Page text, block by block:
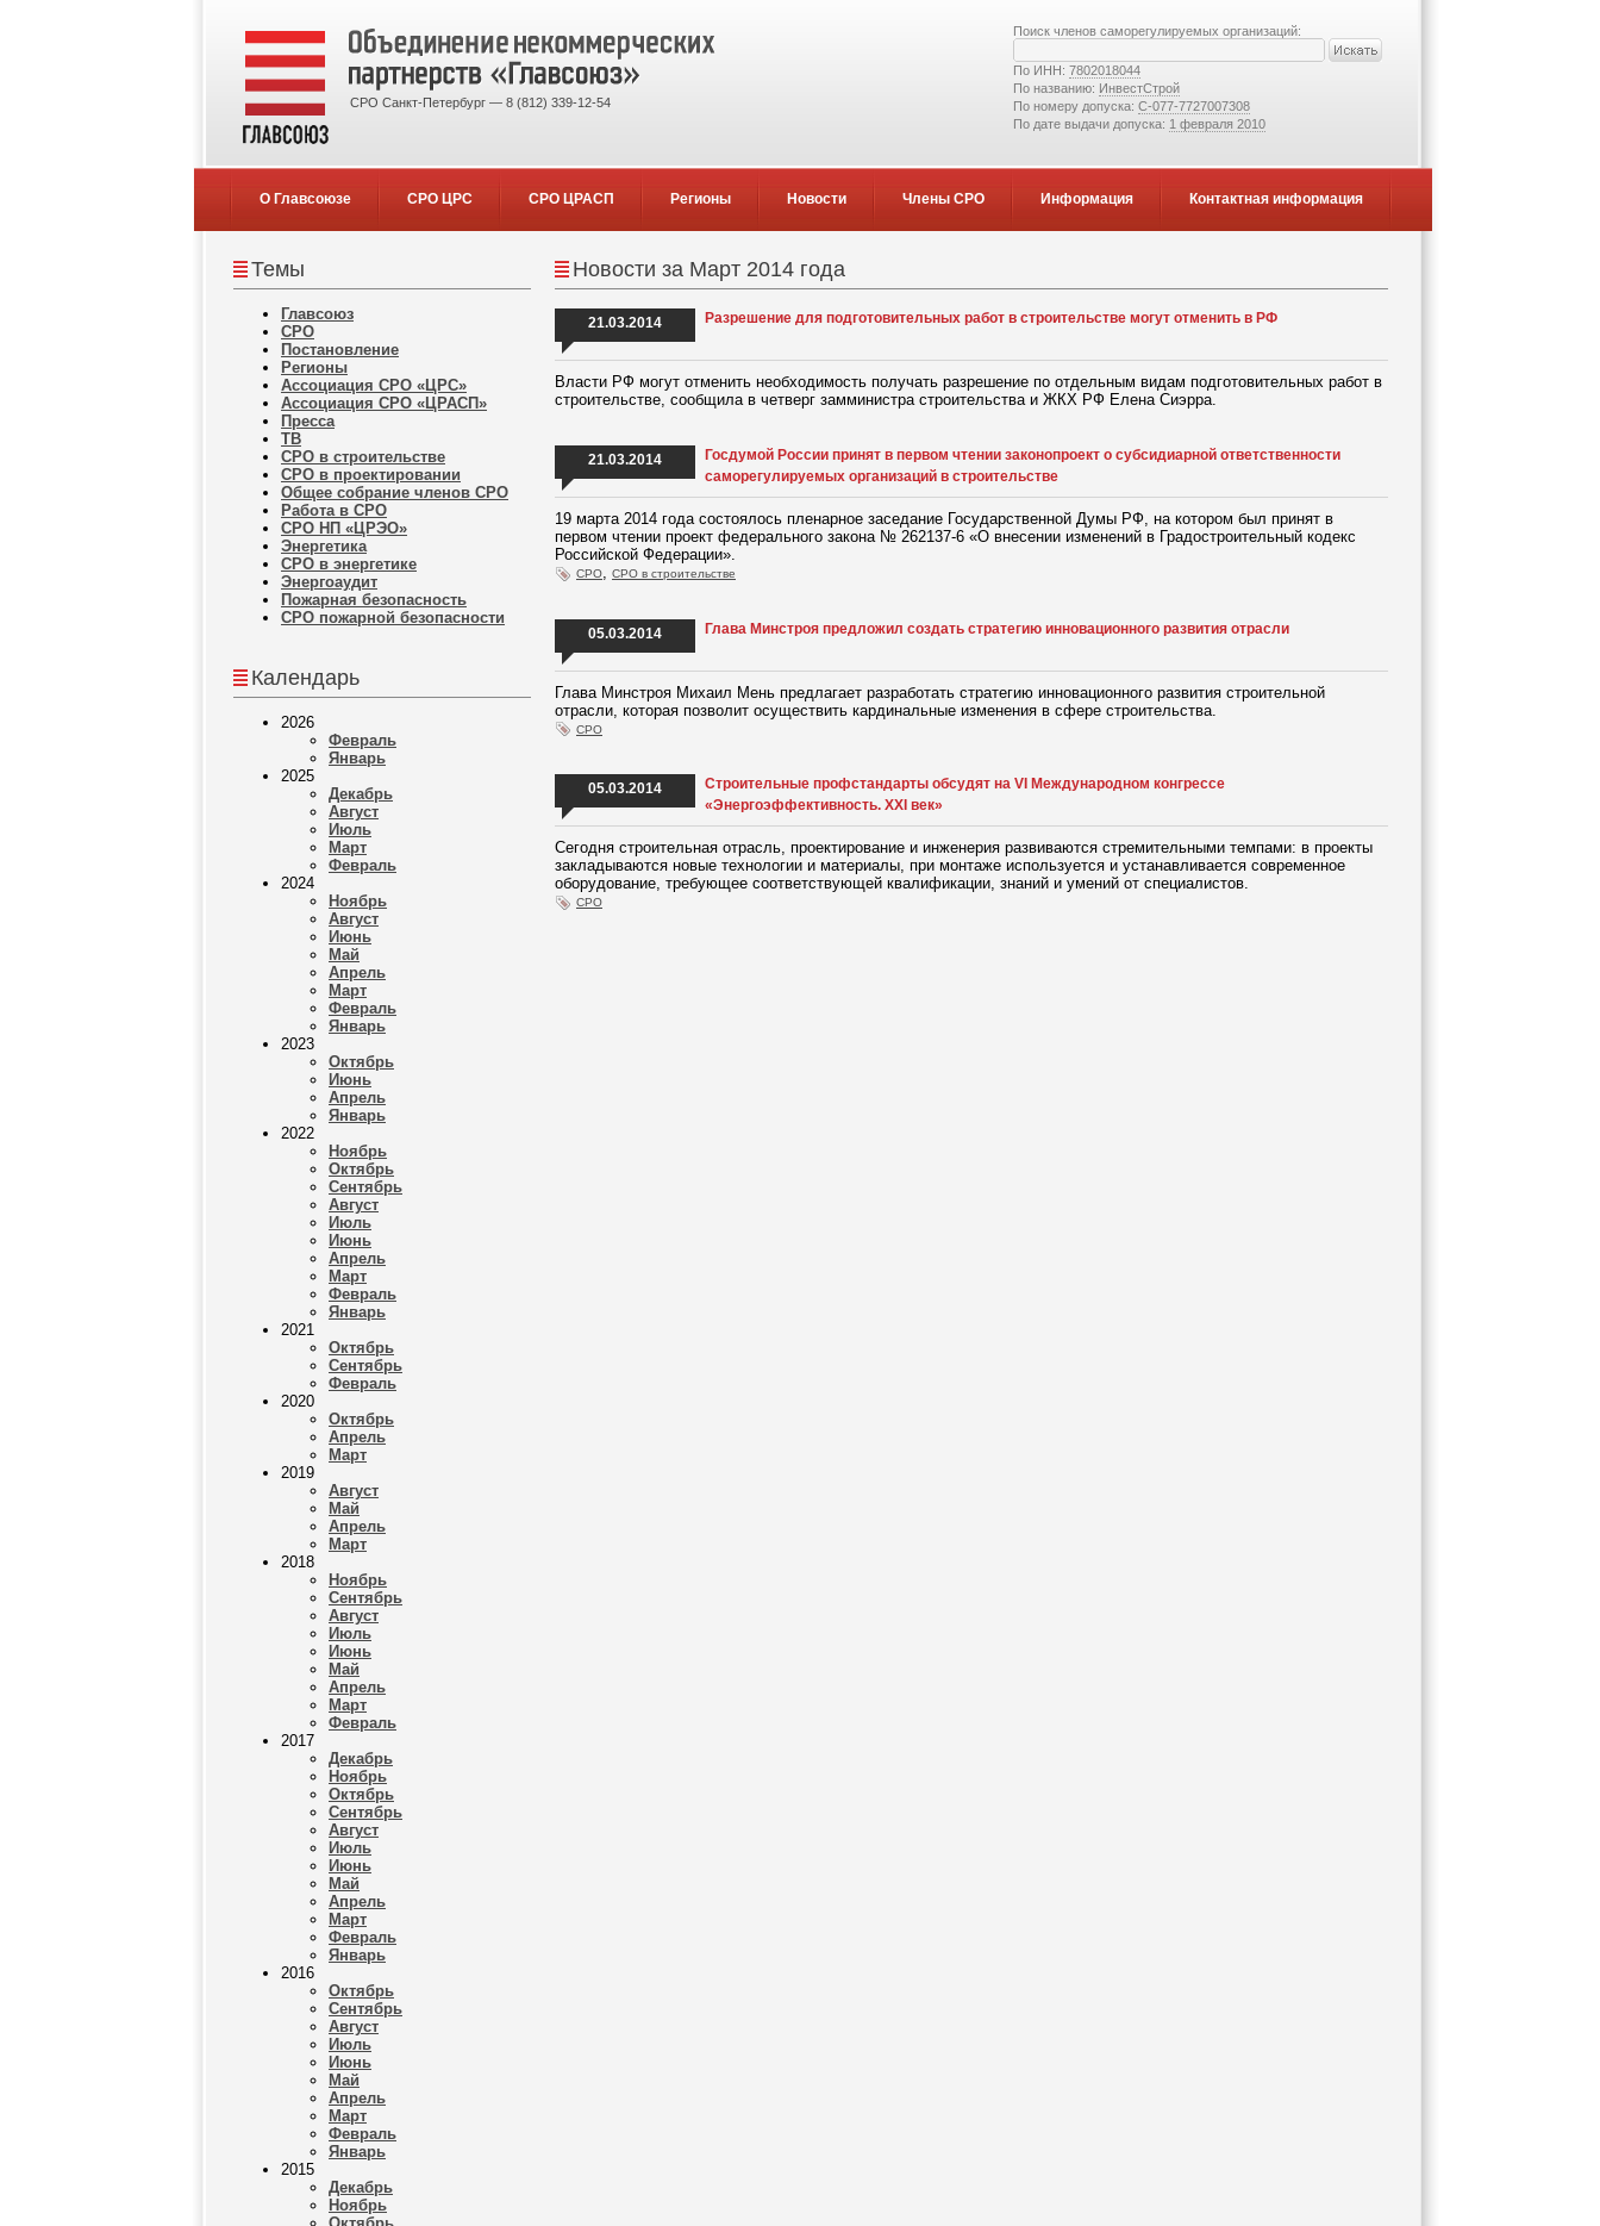
СРО Санкт-Петербург — 8 (812) 339-12-54
Поиск членов саморегулируемых организаций:
По ИНН: 7802018044
По названию: ИнвестСтрой
По номеру допуска: С-077-7727007308
По дате выдачи допуска: 1 февраля 2010
О Главсоюзе СРО ЦРС СРО ЦРАСП Регионы Новости Члены СРО Информация Контактная информация
Темы
Главсоюз
СРО
Постановление
Регионы
Ассоциация СРО «ЦРС»
Ассоциация СРО «ЦРАСП»
Пресса
ТВ
СРО в строительстве
СРО в проектировании
Общее собрание членов СРО
Работа в СРО
СРО НП «ЦРЭО»
Энергетика
СРО в энергетике
Энергоаудит
Пожарная безопасность
СРО пожарной безопасности
Календарь
2026
Февраль
Январь
2025
Декабрь
Август
Июль
Март
Февраль
2024
Ноябрь
Август
Июнь
Май
Апрель
Март
Февраль
Январь
2023
Октябрь
Июнь
Апрель
Январь
2022
Ноябрь
Октябрь
Сентябрь
Август
Июль
Июнь
Апрель
Март
Февраль
Январь
2021
Октябрь
Сентябрь
Февраль
2020
Октябрь
Апрель
Март
2019
Август
Май
Апрель
Март
2018
Ноябрь
Сентябрь
Август
Июль
Июнь
Май
Апрель
Март
Февраль
2017
Декабрь
Ноябрь
Октябрь
Сентябрь
Август
Июль
Июнь
Май
Апрель
Март
Февраль
Январь
2016
Октябрь
Сентябрь
Август
Июль
Июнь
Май
Апрель
Март
Февраль
Январь
2015
Декабрь
Ноябрь
Новости за Март 2014 года
21.03.2014 Разрешение для подготовительных работ в строительстве могут отменить в РФ
Власти РФ могут отменить необходимость получать разрешение по отдельным видам подготовительных работ в
строительстве, сообщила в четверг замминистра строительства и ЖКХ РФ Елена Сиэрра.
21.03.2014
Госдумой России принят в первом чтении законопроект о субсидиарной ответственности
саморегулируемых организаций в строительстве
​19 марта 2014 года состоялось пленарное заседание Государственной Думы РФ, на котором был принят в
первом чтении проект федерального закона № 262137-6 «О внесении изменений в Градостроительный кодекс
Российской Федерации».
СРО, СРО в строительстве
05.03.2014 Глава Минстроя предложил создать стратегию инновационного развития отрасли
Глава Минстроя Михаил Мень предлагает разработать стратегию инновационного развития строительной
отрасли, которая позволит осуществить кардинальные изменения в сфере строительства.
СРО
05.03.2014
Строительные профстандарты обсудят на VI Международном конгрессе
«Энергоэффективность. XXI век»
Сегодня строительная отрасль, проектирование и инженерия развиваются стремительными темпами: в проекты
закладываются новые технологии и материалы, при монтаже используется и устанавливается современное
оборудование, требующее соответствующей квалификации, знаний и умений от специалистов.
СРО